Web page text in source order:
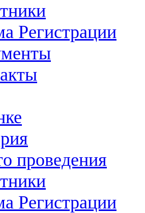
Регистрации
проведения
Регистрации